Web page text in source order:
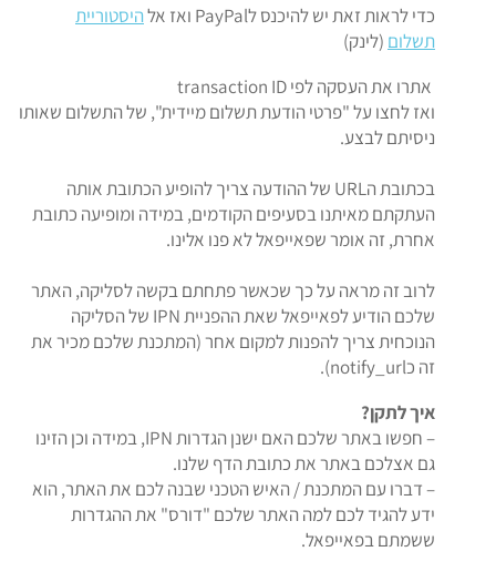
כדי לראות זאת יש להיכנס לPayPal ואז אל
היסטוריית
תשלום (לינק)
​אתרו את העסקה לפי transaction ID
ואז לחצו על "פרטי הודעת תשלום מיידית", של התשלום שאותו
ניסיתם לבצע.
בכתובת הURL של ההודעה צריך להופיע הכתובת אותה
העתקתם מאיתנו בסעיפים הקודמים, במידה ומופיעה כתובת
אחרת, זה אומר שפאייפאל לא פנו אלינו.
לרוב זה מראה על כך שכאשר פתחתם בקשה לסליקה, האתר
שלכם הודיע לפאייפאל שאת ההפניית IPN של הסליקה
הנוכחית צריך להפנות למקום אחר (המתכנת שלכם מכיר את
זה כnotify_url).
איך לתקן?
– חפשו באתר שלכם האם ישנן הגדרות IPN, במידה וכן הזינו
גם אצלכם באתר את כתובת הדף שלנו.
– דברו עם המתכנת / האיש הטכני שבנה לכם את האתר, הוא
ידע להגיד לכם למה האתר שלכם "דורס" את ההגדרות
ששמתם בפאייפאל.